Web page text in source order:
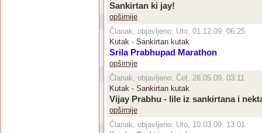
Sankirtan ki jay!
opširnije
Članak, objavljeno: Uto, 01.12.09. 06:25
Kutak - Sankirtan kutak
Srila Prabhupad Marathon
opširnije
Članak, objavljeno: Čet, 28.05.09. 03:11
Kutak - Sankirtan kutak
Vijay Prabhu - lile iz sankirtana i
opširnije
Članak, objavljeno: Uto, 10.03.09. 13:01